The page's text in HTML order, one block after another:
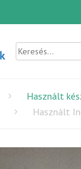
Használt
Használt